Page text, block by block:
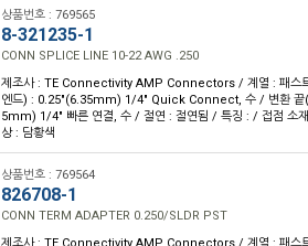
상품번호 : 769565
8-321235-1
CONN SPLICE LINE 10-22 AWG .250
제조사 : TE Connectivity AMP Connectors / 계열 : 패스
엔드) : 0.25"(6.35mm) 1/4" Quick Connect, 수 / 변환 끝(
5mm) 1/4" 빠른 연결, 수 / 절연 : 절연됨 / 특징 : / 접점 소
상 : 담황색
상품번호 : 769564
826708-1
CONN TERM ADAPTER 0.250/SLDR PST